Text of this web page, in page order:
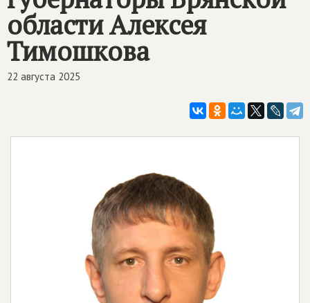
области Алексея
Тимошкова
22 августа 2025